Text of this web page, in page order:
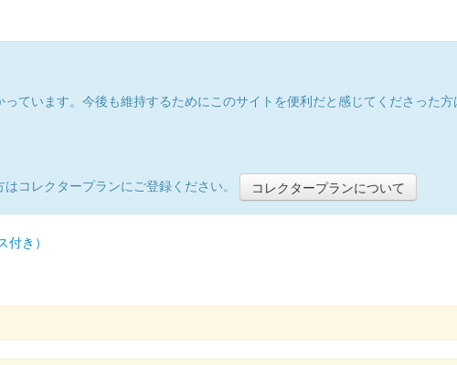
ています。今後も維持するためにこのサイトを便利だと感じてくださった
コレクタープランにご登録ください。
コレクタープランについて
き）